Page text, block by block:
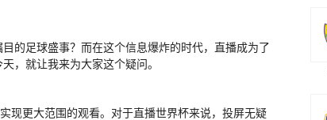
的足球盛事？而在这个信息爆炸的时代，直播成为了
，就让我来为大家这个疑问。
现更大范围的观看。对于直播世界杯来说，投屏无疑